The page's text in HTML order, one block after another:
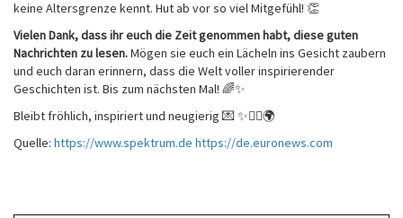
keine Altersgrenze kennt. Hut ab vor so viel Mitgefühl! 👏
Vielen Dank, dass ihr euch die Zeit genommen habt, diese guten
Nachrichten zu lesen.Mögen sie euch ein Lächeln ins Gesicht zaubern
und euch daran erinnern, dass die Welt voller inspirierender
Geschichten ist. Bis zum nächsten Mal! 🌈✨
Bleibt fröhlich, inspiriert und neugierig 💌 ✨🙋‍♀️🌍
Quelle: https://www.spektrum.de https://de.euronews.com